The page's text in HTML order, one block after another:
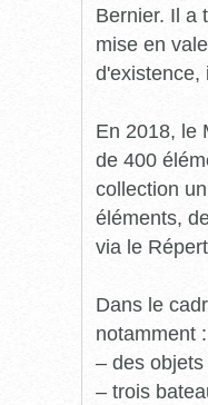
Bernier. Il a
mise en
d'existence,
En 2018, le
de 400
collection
éléments,
via le
Dans le
notamment :
– des
– trois